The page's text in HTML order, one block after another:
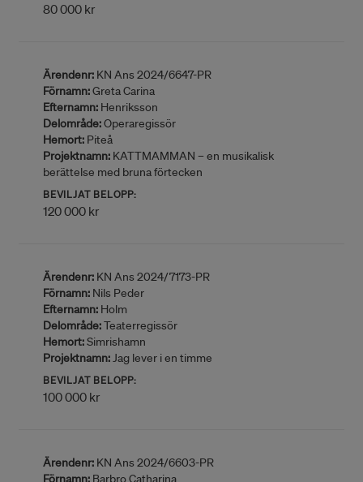
80 000 kr
Ärendenr: KN Ans 2024/6647-PR
Förnamn:Greta Carina
Efternamn: Henriksson
Delområde:Operaregissör
Hemort: Piteå
Projektnamn: KATTMAMMAN – en musikalisk
berättelse med bruna förtecken
BEVILJAT BELOPP:
120 000 kr
Ärendenr: KN Ans 2024/7173-PR
Förnamn: Nils Peder
Efternamn: Holm
Delområde:Teaterregissör
Hemort:Simrishamn
Projektnamn:Jag lever i en timme
BEVILJAT BELOPP:
100 000 kr
Ärendenr: KN Ans 2024/6603-PR
Förnamn: Barbro Catharina